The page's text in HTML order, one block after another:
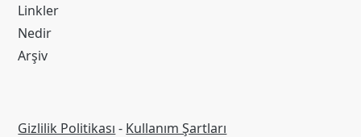
Linkler
Nedir
Arşiv
Gizlilik Politikası - Kullanım Şartları